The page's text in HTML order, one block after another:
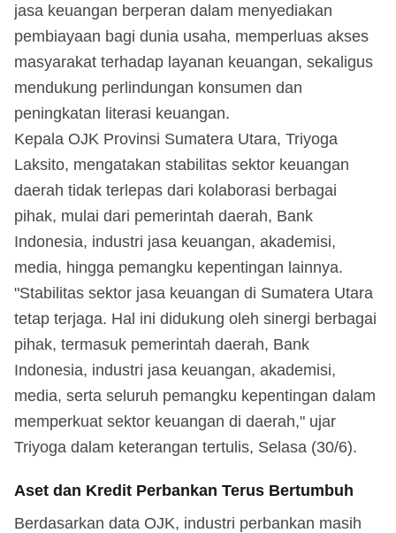
jasa keuangan berperan dalam menyediakan
pembiayaan bagi dunia usaha, memperluas akses
masyarakat terhadap layanan keuangan, sekaligus
mendukung perlindungan konsumen dan
peningkatan literasi keuangan.
Kepala OJK Provinsi Sumatera Utara, Triyoga
Laksito, mengatakan stabilitas sektor keuangan
daerah tidak terlepas dari kolaborasi berbagai
pihak, mulai dari pemerintah daerah, Bank
Indonesia, industri jasa keuangan, akademisi,
media, hingga pemangku kepentingan lainnya.
"Stabilitas sektor jasa keuangan di Sumatera Utara
tetap terjaga. Hal ini didukung oleh sinergi berbagai
pihak, termasuk pemerintah daerah, Bank
Indonesia, industri jasa keuangan, akademisi,
media, serta seluruh pemangku kepentingan dalam
memperkuat sektor keuangan di daerah," ujar
Triyoga dalam keterangan tertulis, Selasa (30/6).
Aset dan Kredit Perbankan Terus Bertumbuh
Berdasarkan data OJK, industri perbankan masih